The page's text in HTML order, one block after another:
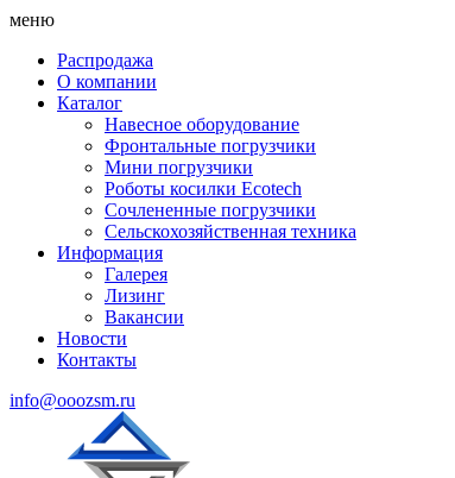
меню
Распродажа
О компании
Каталог
Навесное оборудование
Фронтальные погрузчики
Мини погрузчики
Роботы косилки Ecotech
Сочлененные погрузчики
Сельскохозяйственная техника
Информация
Галерея
Лизинг
Вакансии
Новости
Контакты
info@ooozsm.ru